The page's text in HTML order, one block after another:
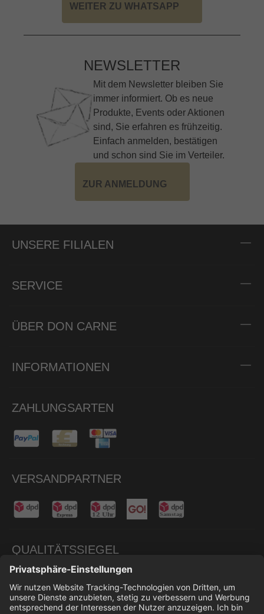
WEITER ZU WHATSAPP
NEWSLETTER
Mit dem Newsletter bleiben Sie
immer informiert. Ob es neue
Produkte, Events oder Aktionen
sind, Sie erfahren es frühzeitig.
Einfach anmelden, bestätigen
und schon sind Sie im Verteiler.
ZUR ANMELDUNG
UNSERE FILIALEN
SERVICE
ÜBER DON CARNE
INFORMATIONEN
ZAHLUNGSARTEN
VERSANDPARTNER
QUALITÄTSSIEGEL